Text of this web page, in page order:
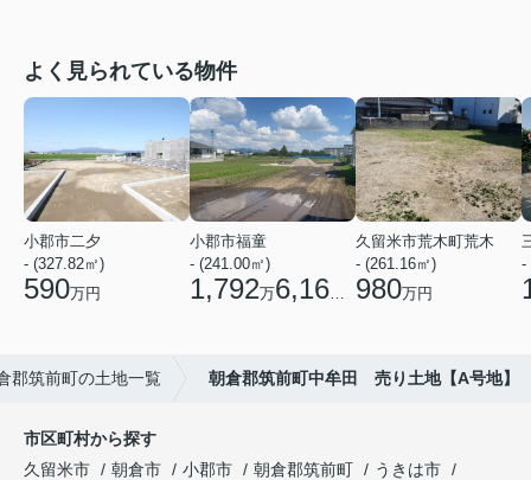
よく見られている物件
小郡市二夕
- (327.82㎡)
590万円
小郡市福童
- (241.00㎡)
1,792万6,160 円
久留米市荒木町荒木
- (261.16㎡)
980万円
-
郡筑前町の土地一覧 朝倉郡筑前町中牟田 売り土地【A号地】
市区町村から探す
久留米市
朝倉市 小郡市 朝倉郡筑前町
うきは市